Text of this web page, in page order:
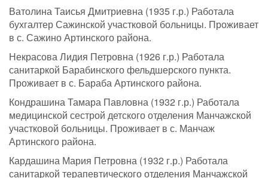
Ватолина Таисья Дмитриевна (1935 г.р.) Работала
бухгалтер Сажинской участковой больницы. Проживает
в с. Сажино Артинского района.
Некрасова Лидия Петровна (1926 г.р.) Работала
санитаркой Барабинского фельдшерского пункта.
Проживает в с. Бараба Артинского района.
Кондрашина Тамара Павловна (1932 г.р.) Работала
медицинской сестрой детского отделения Манчажской
участковой больницы. Проживает в с. Манчаж
Артинского района.
Кардашина Мария Петровна (1932 г.р.) Работала
санитаркой терапевтического отделения Манчажской